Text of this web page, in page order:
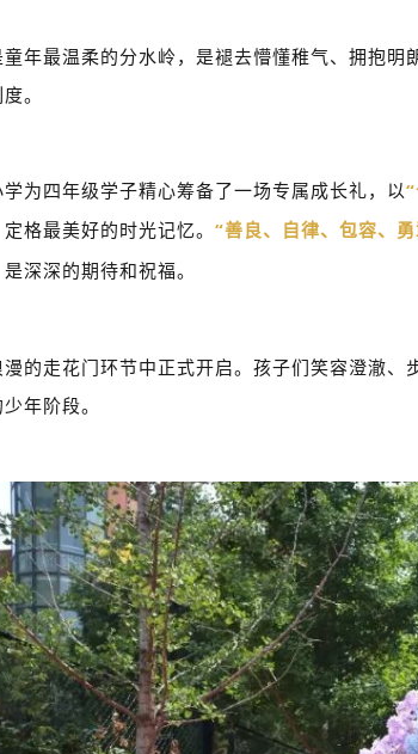
年最温柔的分水岭，是褪去懵懂稚气、拥抱
。
为四年级学子精心筹备了一场专属成长礼，以
格最美好的时光记忆。 “善良、自律、包容、
深深的期待和祝福。
的走花门环节中正式开启。孩子们笑容澄澈
年阶段。